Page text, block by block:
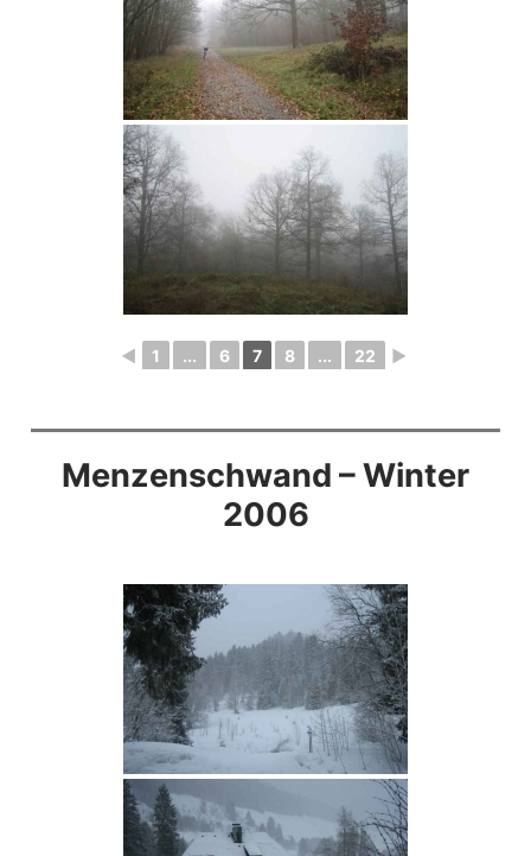
◄ 1 ... 6 7 8 ... 22 ►
Menzenschwand – Winter
2006